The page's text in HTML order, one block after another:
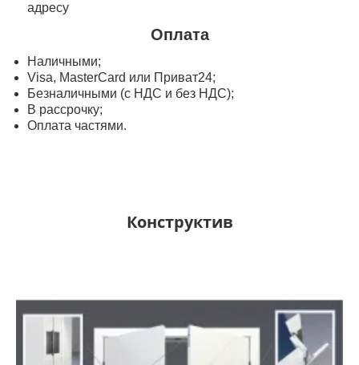
адресу
Оплата
Наличными;
Visa, MasterСard или Приват24;
Безналичными (с НДС и без НДС);
В рассрочку;
Оплата частями.
Конструктив